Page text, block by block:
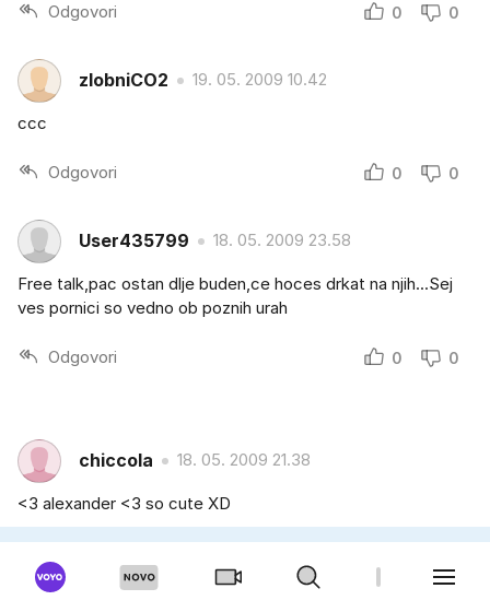
Odgovori 0 0
zlobniCO2 19. 05. 2009 10.42
ccc
Odgovori 0 0
User435799 18. 05. 2009 23.58
Free talk,pac ostan dlje buden,ce hoces drkat na njih...Sej
ves pornici so vedno ob poznih urah
Odgovori 0 0
chiccola 18. 05. 2009 21.38
<3 alexander <3 so cute XD